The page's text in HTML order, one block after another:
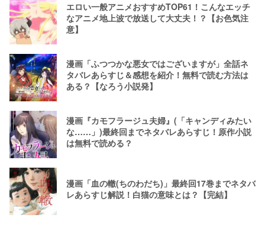
エロい一般アニメおすすめTOP61！こんなエッチ
なアニメ地上波で放送して大丈夫！？【お色気注
意】
漫画「ふつつかな悪女ではございますが」全話ネ
タバレあらすじ＆感想を紹介！無料で読む方法は
ある？【なろう小説発】
漫画『カモフラージュ夫婦』(「キャンディみたい
な……」)最終回までネタバレあらすじ！原作小説
は無料で読める？
漫画「血の轍(ちのわだち)」最終回17巻までネタバ
レあらすじ解説！白猫の意味とは？【完結】